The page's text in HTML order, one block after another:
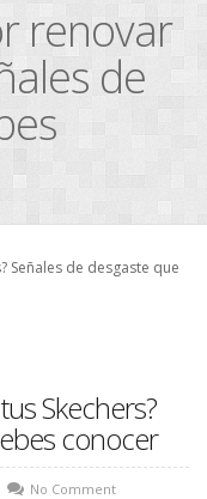
renovar
de
Señales de desgaste que
Skechers?
conocer
No Comment